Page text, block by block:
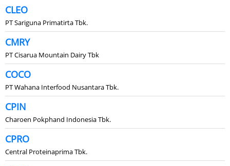
CLEO
PT Sariguna Primatirta Tbk.
CMRY
PT Cisarua Mountain Dairy Tbk
COCO
PT Wahana Interfood Nusantara Tbk.
CPIN
Charoen Pokphand Indonesia Tbk.
CPRO
Central Proteinaprima Tbk.